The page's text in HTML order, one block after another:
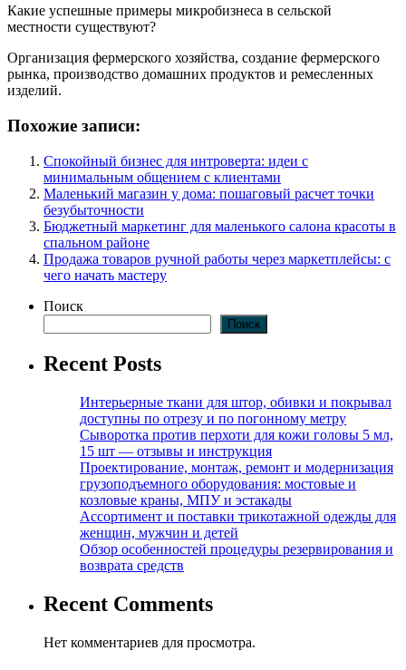
Какие успешные примеры микробизнеса в сельской
местности существуют?
Организация фермерского хозяйства, создание фермерского
рынка, производство домашних продуктов и ремесленных
изделий.
Похожие записи:
Спокойный бизнес для интроверта: идеи с
минимальным общением с клиентами
Маленький магазин у дома: пошаговый расчет точки
безубыточности
Бюджетный маркетинг для маленького салона красоты в
спальном районе
Продажа товаров ручной работы через маркетплейсы: с
чего начать мастеру
Поиск
Поиск
Recent Posts
Интерьерные ткани для штор, обивки и покрывал
доступны по отрезу и по погонному метру
Сыворотка против перхоти для кожи головы 5 мл,
15 шт — отзывы и инструкция
Проектирование, монтаж, ремонт и модернизация
грузоподъемного оборудования: мостовые и
козловые краны, МПУ и эстакады
Ассортимент и поставки трикотажной одежды для
женщин, мужчин и детей
Обзор особенностей процедуры резервирования и
возврата средств
Recent Comments
Нет комментариев для просмотра.